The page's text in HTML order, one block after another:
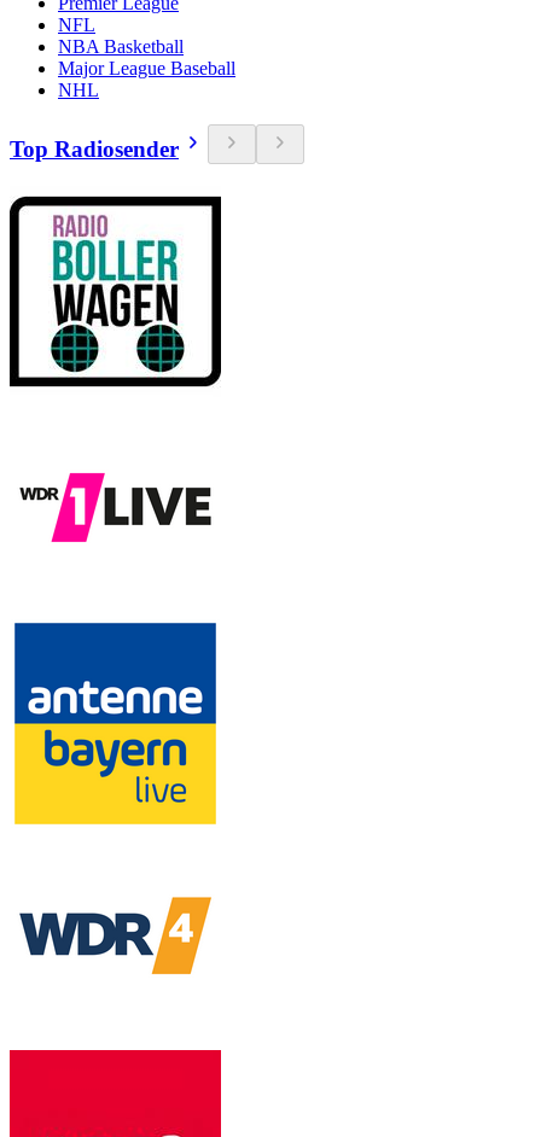
NFL
NBA Basketball
Major League Baseball
NHL
Top Radiosender